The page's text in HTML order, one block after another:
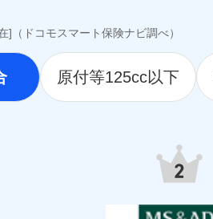
）
www.tmn-anshin.co.jp/）
）
）
www.msa-life.co.jp/）
)
）
（ドコモスマート保険ナビ調べ）
原付等125cc以下